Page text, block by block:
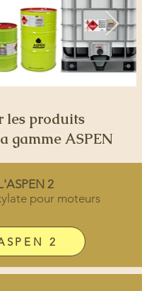
les produits
gamme ASPEN
2
pour moteurs
2